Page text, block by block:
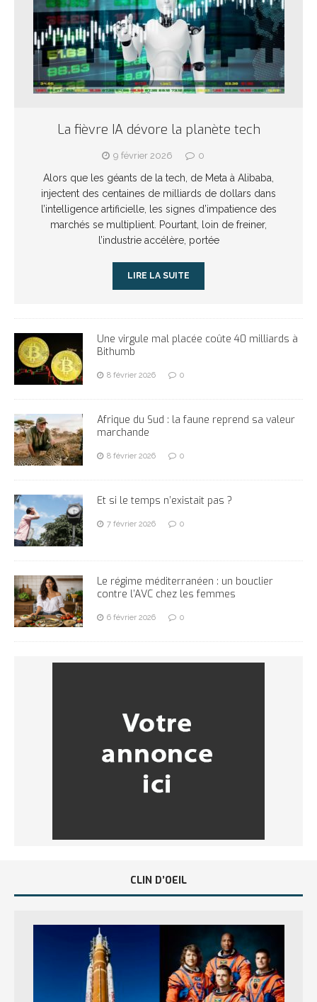
La fièvre IA dévore la planète tech
9 février 2026 0
Alors que les géants de la tech, de Meta à Alibaba,
injectent des centaines de milliards de dollars dans
l’intelligence artificielle, les signes d’impatience des
marchés se multiplient. Pourtant, loin de freiner,
l’industrie accélère, portée
LIRE LA SUITE
Une virgule mal placée coûte 40 milliards à
Bithumb
8 février 2026 0
Afrique du Sud : la faune reprend sa valeur
marchande
8 février 2026 0
Et si le temps n’existait pas ?
7 février 2026 0
Le régime méditerranéen : un bouclier
contre l’AVC chez les femmes
6 février 2026 0
CLIN D’OEIL